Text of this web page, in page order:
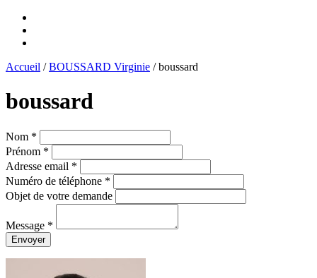
Accueil /BOUSSARD Virginie /boussard
boussard
Nom *
Prénom *
Adresse email *
Numéro de téléphone *
Objet de votre demande
Message *
Envoyer